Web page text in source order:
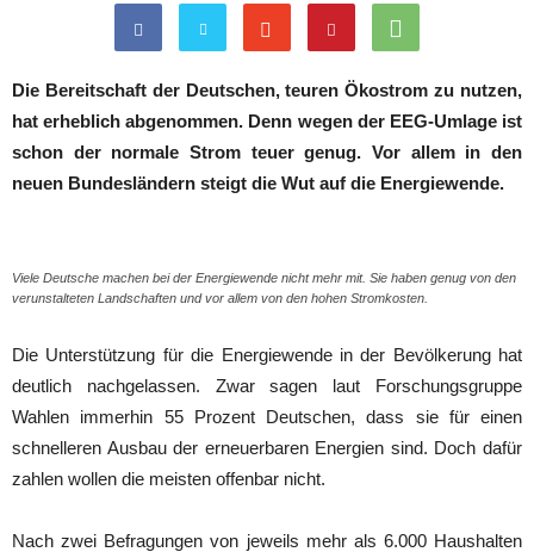
Die Bereitschaft der Deutschen, teuren Ökostrom zu nutzen,
hat erheblich abgenommen. Denn wegen der EEG-Umlage ist
schon der normale Strom teuer genug. Vor allem in den
neuen Bundesländern steigt die Wut auf die Energiewende.
Viele Deutsche machen bei der Energiewende nicht mehr mit. Sie haben genug von den
verunstalteten Landschaften und vor allem von den hohen Stromkosten.
Die Unterstützung für die Energiewende in der Bevölkerung hat
deutlich nachgelassen. Zwar sagen laut Forschungsgruppe
Wahlen immerhin 55 Prozent Deutschen, dass sie für einen
schnelleren Ausbau der erneuerbaren Energien sind. Doch dafür
zahlen wollen die meisten offenbar nicht.
Nach zwei Befragungen von jeweils mehr als 6.000 Haushalten